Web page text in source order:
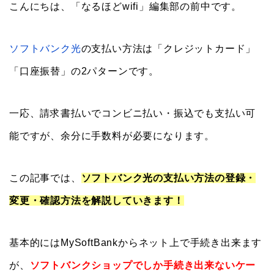
こんにちは、「なるほどwifi」編集部の前中です。
ソフトバンク光の支払い方法は「クレジットカード」
「口座振替」の2パターンです。
一応、請求書払いでコンビニ払い・振込でも支払い可
能ですが、余分に手数料が必要になります。
この記事では、 ソフトバンク光の支払い方法の登録・
変更・確認方法を解説していきます！
基本的にはMySoftBankからネット上で手続き出来ます
が、 ソフトバンクショップでしか手続き出来ないケー